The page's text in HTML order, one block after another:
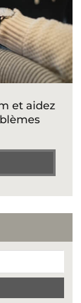
et aidez